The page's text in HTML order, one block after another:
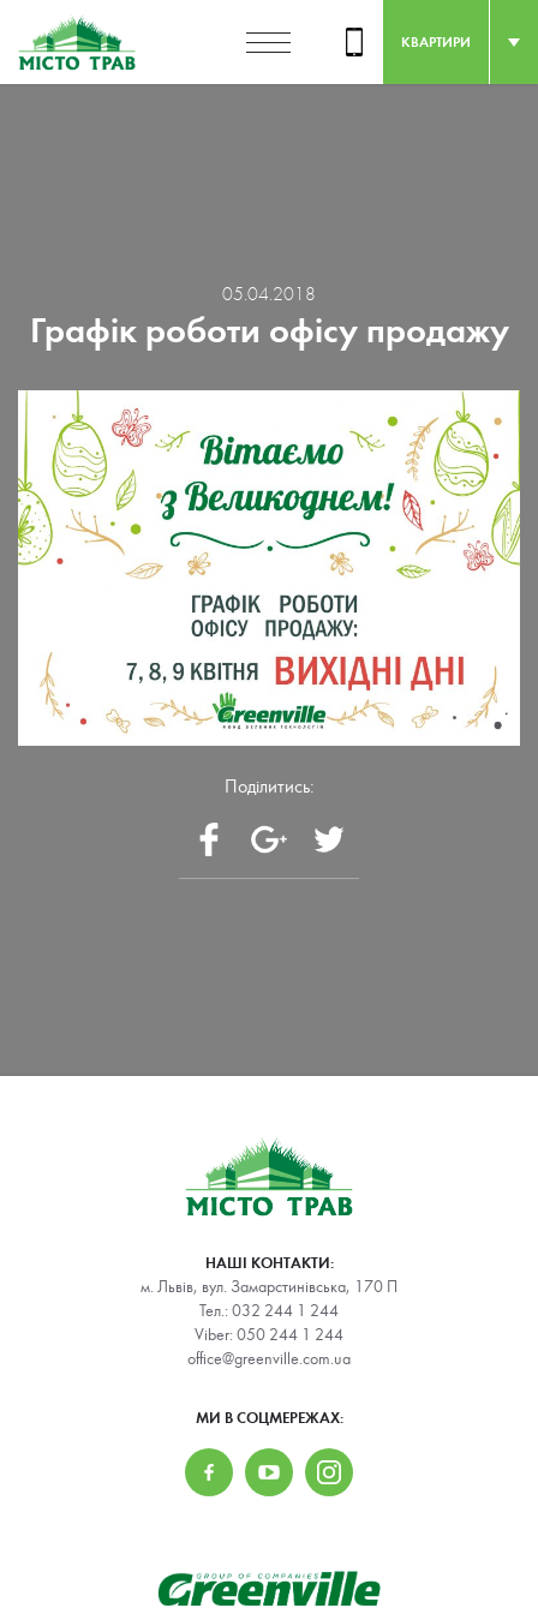
КВАРТИРИ
05.04.2018
Графік роботи офісу продажу
Поділитись:
НАШІ КОНТАКТИ:
м. Львів, вул. Замарстинівська, 170 П
Тел.: 032 244 1 244
Viber: 050 244 1 244
office@greenville.com.ua
МИ В СОЦМЕРЕЖАХ: